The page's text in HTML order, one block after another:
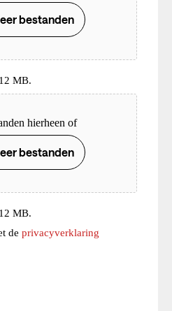
bestanden
MB.
hierheen of
bestanden
MB.
de privacyverklaring